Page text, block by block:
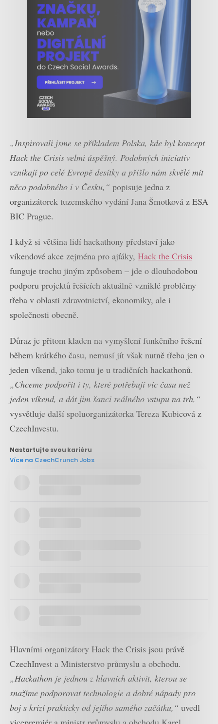
„Inspirovali jsme se příkladem Polska, kde byl koncept
Hack the Crisis velmi úspěšný. Podobných iniciativ
vznikají po celé Evropě desítky a přišlo nám skvělé mít
něco podobného i v Česku,“ popisuje jedna z
organizátorek tuzemského vydání Jana Šmotková z ESA
BIC Prague.
I když si většina lidí hackathony představí jako
víkendové akce zejména pro ajťáky, Hack the Crisis
funguje trochu jiným způsobem – jde o dlouhodobou
podporu projektů řešících aktuálně vzniklé problémy
třeba v oblasti zdravotnictví, ekonomiky, ale i
společnosti obecně.
Důraz je přitom kladen na vymyšlení funkčního řešení
během krátkého času, nemusí jít však nutně třeba jen o
jeden víkend, jako tomu je u tradičních hackathonů.
„Chceme podpořit i ty, které potřebují víc času než
jeden víkend, a dát jim šanci reálného vstupu na trh,“
vysvětluje další spoluorganizátorka Tereza Kubicová z
CzechInvestu.
Nastartujte svou kariéru
Více na CzechCrunch Jobs
Hlavními organizátory Hack the Crisis jsou právě
CzechInvest a Ministerstvo průmyslu a obchodu.
„Hackathon je jednou z hlavních aktivit, kterou se
snažíme podporovat technologie a dobré nápady pro
boj s krizí prakticky od jejího samého začátku,“ uvedl